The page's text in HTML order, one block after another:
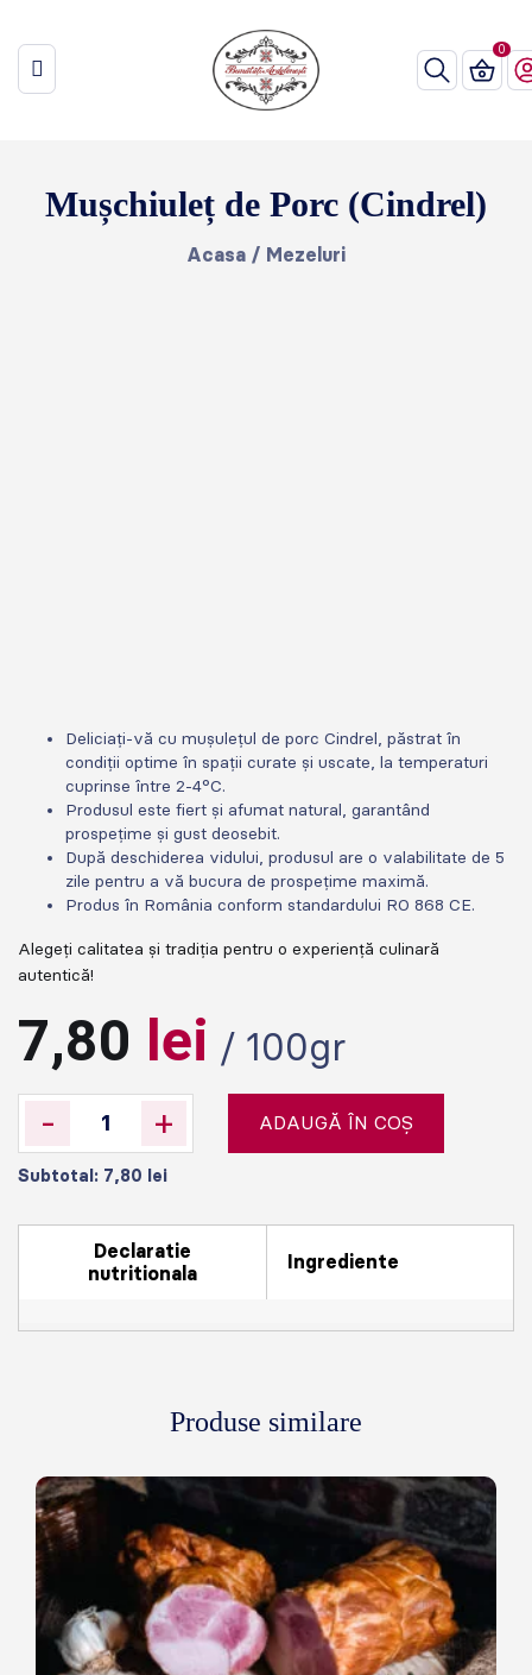
Mușchiuleț de Porc (Cindrel)
Acasa / Mezeluri
Deliciați-vă cu mușulețul de porc Cindrel, păstrat în
condiții optime în spații curate și uscate, la temperaturi
cuprinse între 2-4°C.
Produsul este fiert și afumat natural, garantând
prospețime și gust deosebit.
După deschiderea vidului, produsul are o valabilitate de 5
zile pentru a vă bucura de prospețime maximă.
Produs în România conform standardului RO 868 CE.
Alegeți calitatea și tradiția pentru o experiență culinară
autentică!
7,80 lei / 100gr
- + ADAUGĂ ÎN COȘ
Subtotal: 7,80 lei
Declaratie
nutritionala
Ingrediente
Produse similare